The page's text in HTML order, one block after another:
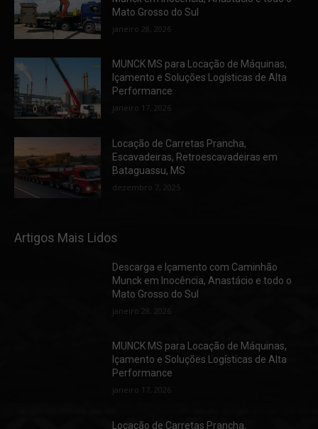
Mato Grosso do Sul
janeiro 28, 2026
MUNCK MS para Locação de Máquinas,
Içamento e Soluções Logísticas de Alta
Performance
janeiro 17, 2026
Locação de Carretas Prancha,
Escavadeiras, Retroescavadeiras em
Bataguassu, MS
dezembro 7, 2025
Artigos Mais Lidos
Descarga e Içamento com Caminhão
Munck em Inocência, Anastácio e todo o
Mato Grosso do Sul
janeiro 28, 2026
MUNCK MS para Locação de Máquinas,
Içamento e Soluções Logísticas de Alta
Performance
janeiro 17, 2026
Locação de Carretas Prancha,